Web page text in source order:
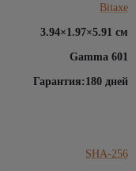
Bitaxe
3.94×1.97×5.91 см
Gamma 601
Гарантия:180 дней
SHA-256